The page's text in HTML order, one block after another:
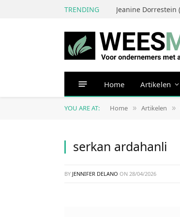
TRENDING
Home Artikelen
YOU ARE AT: Home » Artikelen »
serkan ardahanli
BY JENNIFER DELANO ON 28/04/2026